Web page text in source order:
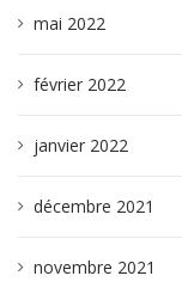
mai 2022
février 2022
janvier 2022
décembre 2021
novembre 2021